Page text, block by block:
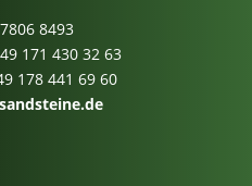
8493
171 430 32 63
178 441 69 60